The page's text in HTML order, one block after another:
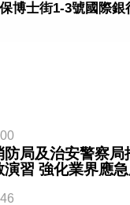
博士街1-3號國際銀
局及治安警察局
習 強化業界應